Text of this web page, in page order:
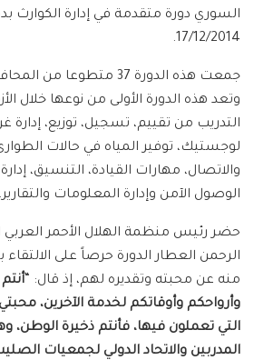
17/12/2014.
جمعت هذه الدورة 37
وتعد هذه الدورة الأولى من نوعها خلال
التدريب من تقييم، تسجيل، توزيع، إدارة
لوجستيك، توفير المياه في حالات
والاتصال، مهارات القيادة، التنسيق،
الوصول الآمن وإدارة المعلومات والتقارير.
حضر رئيس منظمة الهلال الأحمر العربي
الرحمن العطار الدورة حرصاً على الالتقاء
منه عن محبته وتقديره لهم، إذ قال: “
وأرواحكم وأوقاتكم لخدمة الآخرين،
التي تعملون فيها، فأنتم ذخيرة الوطن،
المدربين والاتحاد الدولي لجمعيات